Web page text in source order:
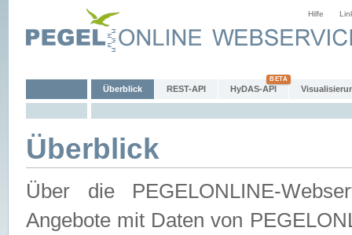
Hilfe
Überblick REST-API HyDAS-API
Überblick
Über die PEGELONLINE-
Angebote mit Daten von